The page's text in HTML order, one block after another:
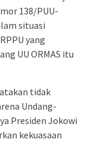
138/PUU-
situasi
yang
UU ORMAS itu
tidak
Undang-
Presiden Jokowi
kekuasaan